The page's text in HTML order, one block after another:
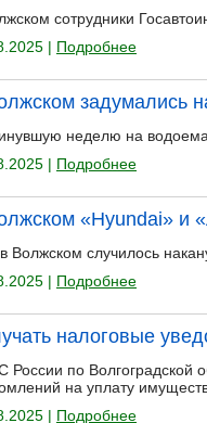
сотрудники
| Подробнее
задумались
неделю на
| Подробнее
«Hyundai» и
Волжском случилось
| Подробнее
налоговые
по Волгоградской
на уплату
| Подробнее